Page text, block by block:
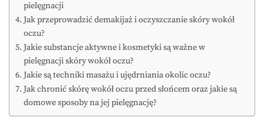
pielęgnacji
Jak przeprowadzić demakijaż i oczyszczanie skóry wokół
oczu?
Jakie substancje aktywne i kosmetyki są ważne w
pielęgnacji skóry wokół oczu?
Jakie są techniki masażu i ujędrniania okolic oczu?
Jak chronić skórę wokół oczu przed słońcem oraz jakie są
domowe sposoby na jej pielęgnację?